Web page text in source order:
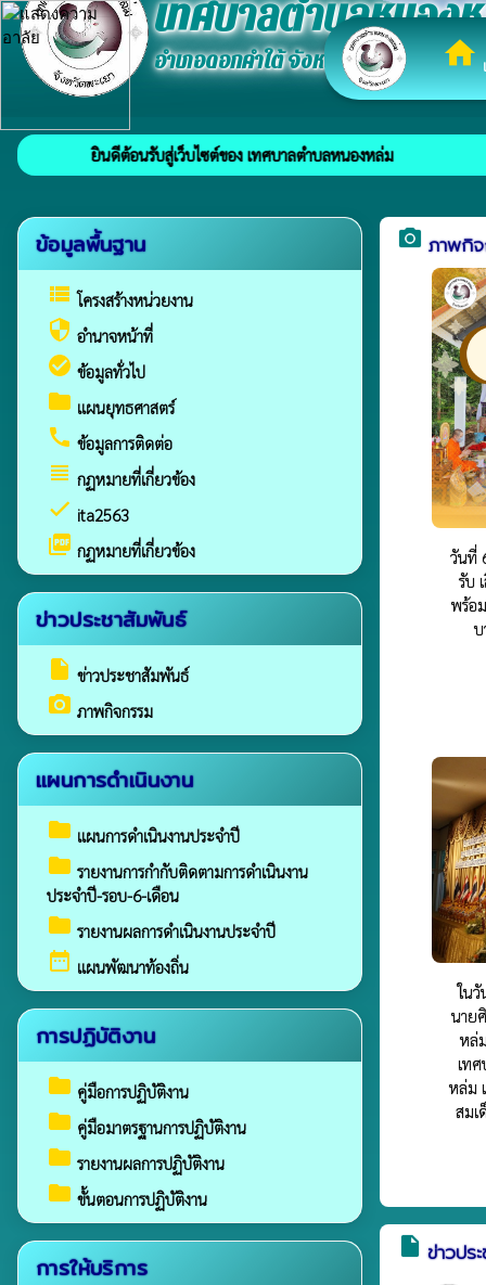
home
เทศบาลตำบลหนอง
อำเภอดอกคำใต้ จังหวัดพะเยา
ยินดีต้อนรับสู่เว็บไซต์ของ เทศบาลตำบลหนองหล่ม
ข้อมูลพื้นฐาน
view_list โครงสร้างหน่วยงาน
security อำนาจหน้าที่
check_circle ข้อมูลทั่วไป
folder แผนยุทธศาสตร์
call ข้อมูลการติดต่อ
view_headline กฏหมายที่เกี่ยวข้อง
check ita2563
picture_as_pdf กฏหมายที่เกี่ยวข้อง
ข่าวประชาสัมพันธ์
insert_drive_file ข่าวประชาสัมพันธ์
camera_alt ภาพกิจกรรม
แผนการดำเนินงาน
folder แผนการดำเนินงานประจำปี
folder รายงานการกำกับติดตามการดำเนินงาน
ประจำปี-รอบ-6-เดือน
folder รายงานผลการดำเนินงานประจำปี
date_range แผนพัฒนาท้องถิ่น
การปฏิบัติงาน
folder คู่มือการปฏิบัติงาน
folder คู่มือมาตรฐานการปฏิบัติงาน
folder รายงานผลการปฏิบัติงาน
folder ขั้นตอนการปฏิบัติงาน
การให้บริการ
camera_alt ภาพกิ
วันที่
รับ
พร้อ
ใน
นาย
หล่
เท
หล่ม
สมเ
insert_drive_file ข่าวปร